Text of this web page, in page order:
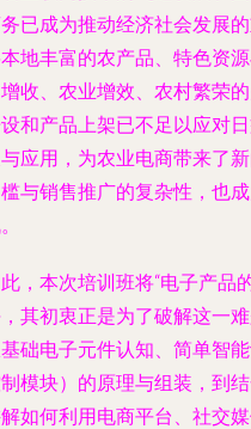
已成为推动经济社会发展
地丰富的农产品、特色资
收、农业增效、农村繁荣
和产品上架已不足以应对
应用，为农业电商带来了
与销售推广的复杂性，也
，本次培训班将“电子产品
其初衷正是为了破解这一
础电子元件认知、简单智
模块）的原理与组装，到
如何利用电商平台、社交